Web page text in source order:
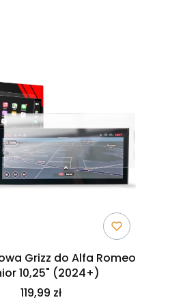
Grizz do Alfa Romeo
10,25" (2024+)
119,99 zł